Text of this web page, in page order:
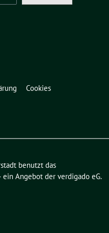
Cookies
benutzt das
ein Angebot der verdigado eG.